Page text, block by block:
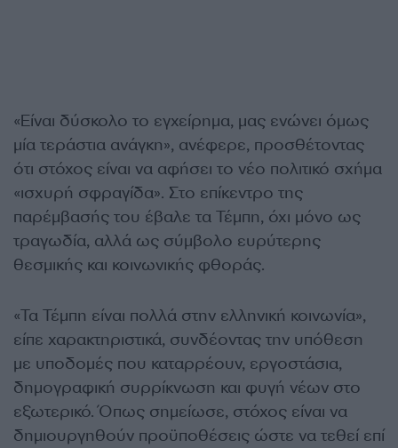
«Είναι δύσκολο το εγχείρημα, μας ενώνει όμως
μία τεράστια ανάγκη», ανέφερε, προσθέτοντας
ότι στόχος είναι να αφήσει το νέο πολιτικό σχήμα
«ισχυρή σφραγίδα». Στο επίκεντρο της
παρέμβασής του έβαλε τα Τέμπη, όχι μόνο ως
τραγωδία, αλλά ως σύμβολο ευρύτερης
θεσμικής και κοινωνικής φθοράς.
«Τα Τέμπη είναι πολλά στην ελληνική κοινωνία»,
είπε χαρακτηριστικά, συνδέοντας την υπόθεση
με υποδομές που καταρρέουν, εργοστάσια,
δημογραφική συρρίκνωση και φυγή νέων στο
εξωτερικό. Όπως σημείωσε, στόχος είναι να
δημιουργηθούν προϋποθέσεις ώστε να τεθεί επί